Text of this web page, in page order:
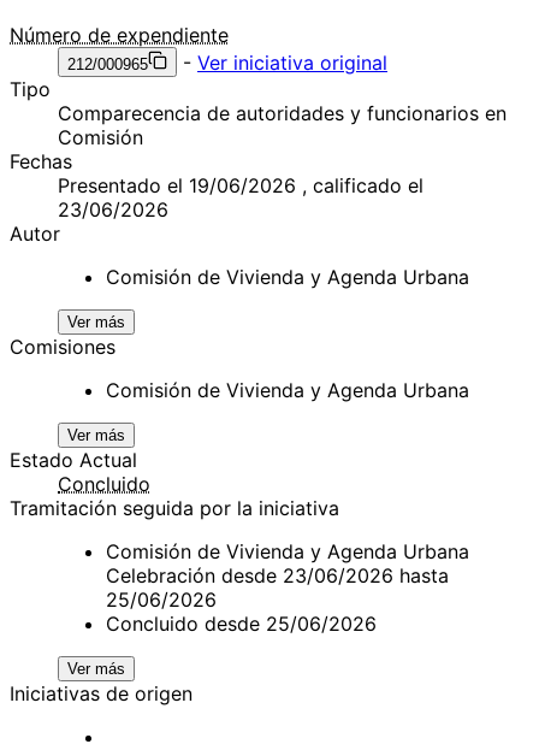
Número de expendiente
212/000965 - Ver iniciativa original
Tipo
Comparecencia de autoridades y funcionarios en
Comisión
Fechas
Presentado el 19/06/2026 , calificado el
23/06/2026
Autor
Comisión de Vivienda y Agenda Urbana
Ver más
Comisiones
Comisión de Vivienda y Agenda Urbana
Ver más
Estado Actual
Concluido
Tramitación seguida por la iniciativa
Comisión de Vivienda y Agenda Urbana
Celebración desde 23/06/2026 hasta
25/06/2026
Concluido desde 25/06/2026
Ver más
Iniciativas de origen